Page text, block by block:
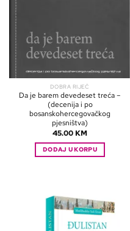
DOBRA RIJEČ
Da je barem devedeset treća –
(decenija i po
bosanskohercegovačkog
pjesništva)
45.00 KM
DODAJ U KORPU